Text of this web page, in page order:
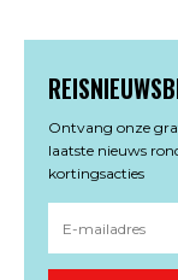
Ontvang onze
laatste nieuws
kortingsacties